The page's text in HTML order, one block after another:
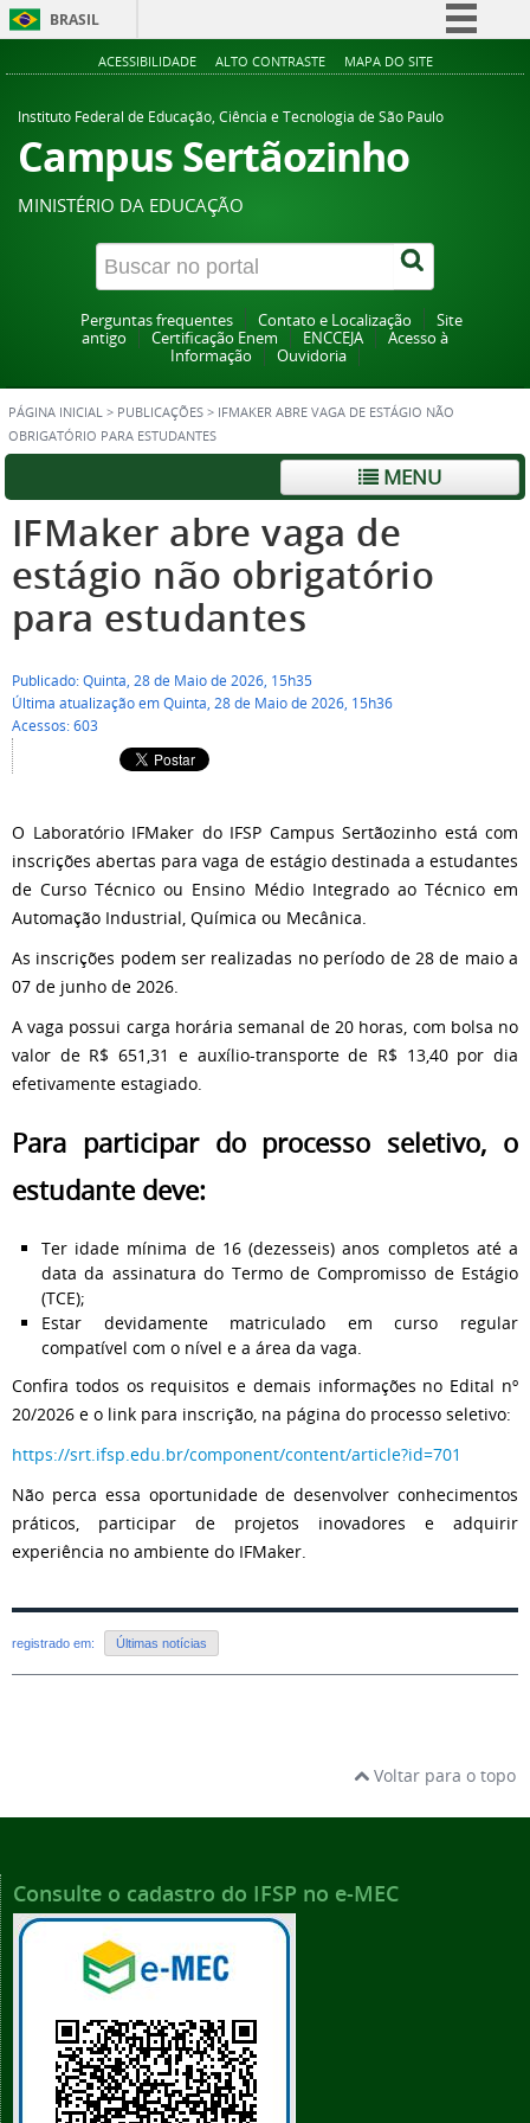
BRASIL
Simplifique!
Acesso à informação
Canais
ACESSIBILIDADE ALTO CONTRASTE MAPA DO SITE
Instituto Federal de Educação, Ciência e Tecnologia de São Paulo
Campus Sertãozinho
MINISTÉRIO DA EDUCAÇÃO
Perguntas frequentes Contato e Localização
Site
antigo
Certificação Enem ENCCEJA
Acesso à
Informação
Ouvidoria
PÁGINA INICIAL > PUBLICAÇÕES > IFMAKER ABRE VAGA DE ESTÁGIO NÃO
OBRIGATÓRIO PARA ESTUDANTES
MENU
IFMaker abre vaga de
estágio não obrigatório
para estudantes
Publicado: Quinta, 28 de Maio de 2026, 15h35
Última atualização em Quinta, 28 de Maio de 2026, 15h36
Acessos: 603
O Laboratório IFMaker do IFSP Campus Sertãozinho está com
inscrições abertas para vaga de estágio destinada a estudantes
de Curso Técnico ou Ensino Médio Integrado ao Técnico em
Automação Industrial, Química ou Mecânica.
As inscrições podem ser realizadas no período de 28 de maio a
07 de junho de 2026.
A vaga possui carga horária semanal de 20 horas, com bolsa no
valor de R$ 651,31 e auxílio-transporte de R$ 13,40 por dia
efetivamente estagiado.
Para participar do processo seletivo, o
estudante deve:
Ter idade mínima de 16 (dezesseis) anos completos até a
data da assinatura do Termo de Compromisso de Estágio
(TCE);
Estar devidamente matriculado em curso regular
compatível com o nível e a área da vaga.
Confira todos os requisitos e demais informações no Edital nº
20/2026 e o link para inscrição, na página do processo seletivo:
https://srt.ifsp.edu.br/component/content/article?id=701
Não perca essa oportunidade de desenvolver conhecimentos
práticos, participar de projetos inovadores e adquirir
experiência no ambiente do IFMaker.
registrado em: Últimas notícias
Voltar para o topo
Consulte o cadastro do IFSP no e-MEC